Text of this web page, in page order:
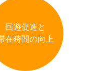
回遊促進と
在時間の向上